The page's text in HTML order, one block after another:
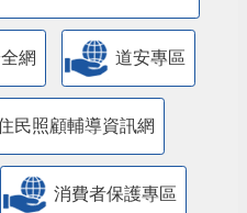
網 道安專區
民照顧輔導資訊網
消費者保護專區